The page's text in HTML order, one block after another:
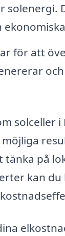
för att
solceller i
på
kan